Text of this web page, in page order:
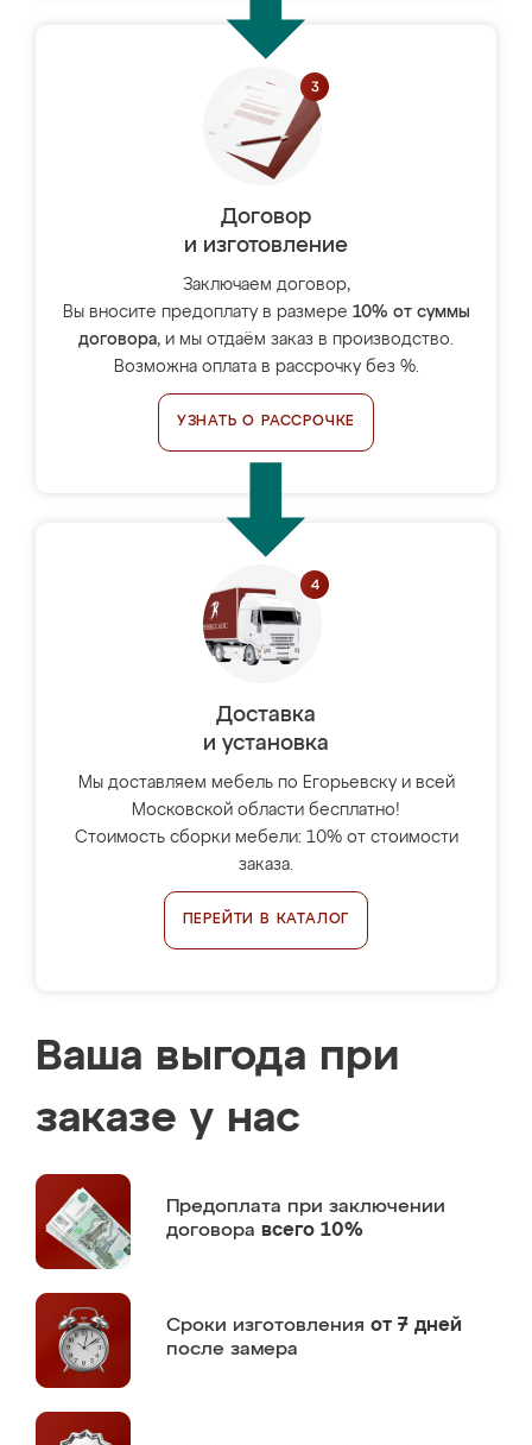
Договор
и изготовление
Заключаем договор,
Вы вносите предоплату в размере 10% от суммы
договора, и мы отдаём заказ в производство.
Возможна оплата в рассрочку без %.
УЗНАТЬ О РАССРОЧКЕ
Доставка
и установка
Мы доставляем мебель по Егорьевску и всей
Московской области бесплатно!
Стоимость сборки мебели: 10% от стоимости
заказа.
ПЕРЕЙТИ В КАТАЛОГ
Ваша выгода при
заказе у нас
Предоплата при заключении
договора всего 10%
Сроки изготовления от 7 дней
после замера